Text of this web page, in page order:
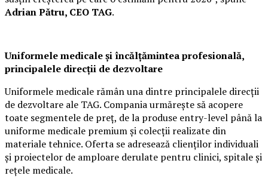
Adrian Pătru, CEO TAG.
Uniformele medicale și încălțămintea profesională,
principalele direcții de dezvoltare
Uniformele medicale rămân una dintre principalele direcții
de dezvoltare ale TAG. Compania urmărește să acopere
toate segmentele de preț, de la produse entry-level până la
uniforme medicale premium și colecții realizate din
materiale tehnice. Oferta se adresează clienților individuali
și proiectelor de amploare derulate pentru clinici, spitale și
rețele medicale.